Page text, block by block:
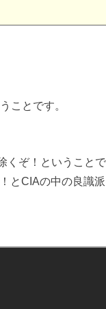
ことです。
ぞ！ということで
とCIAの中の良識